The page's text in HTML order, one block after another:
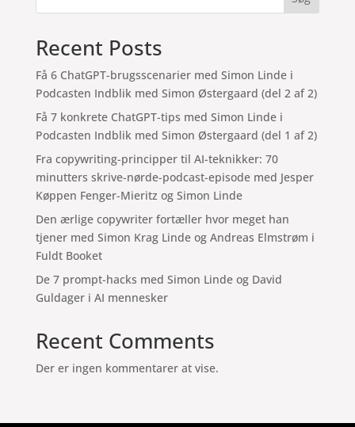
Recent Posts
Få 6 ChatGPT-brugsscenarier med Simon Linde i
Podcasten Indblik med Simon Østergaard (del 2 af 2)
Få 7 konkrete ChatGPT-tips med Simon Linde i
Podcasten Indblik med Simon Østergaard (del 1 af 2)
Fra copywriting-principper til AI-teknikker: 70
minutters skrive-nørde-podcast-episode med Jesper
Køppen Fenger-Mieritz og Simon Linde
Den ærlige copywriter fortæller hvor meget han
tjener med Simon Krag Linde og Andreas Elmstrøm i
Fuldt Booket
De 7 prompt-hacks med Simon Linde og David
Guldager i AI mennesker
Recent Comments
Der er ingen kommentarer at vise.